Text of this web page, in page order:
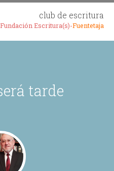
club de escritura
Fundación Escritura(s)-Fuentetaja
tarde